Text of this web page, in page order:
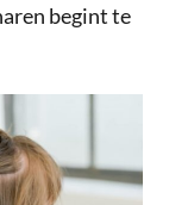
begint te